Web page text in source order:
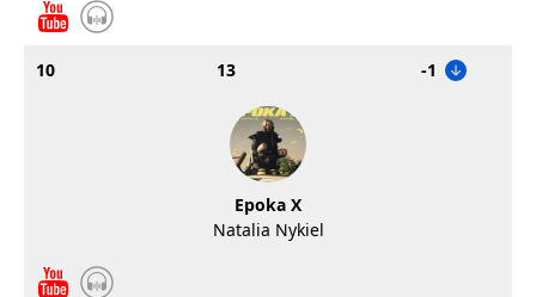
10 13 -1
Epoka X
Natalia Nykiel